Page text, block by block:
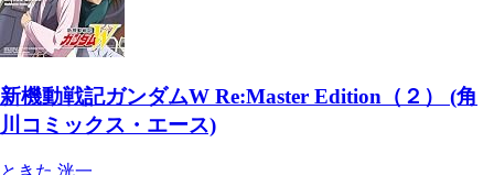
新機動戦記ガンダムW Re:Master Edition（２） (角
川コミックス・エース)
ときた 洸一